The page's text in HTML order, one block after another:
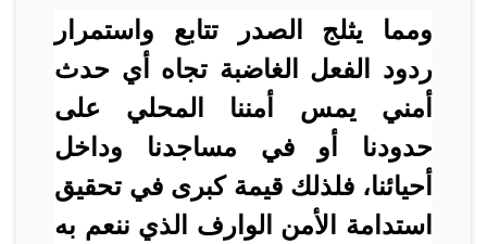
ومما يثلج الصدر تتابع واستمرار
ردود الفعل الغاضبة تجاه أي حدث
أمني يمس أمننا المحلي على
حدودنا أو في مساجدنا وداخل
أحيائنا، فلذلك قيمة كبرى في تحقيق
استدامة الأمن الوارف الذي ننعم به